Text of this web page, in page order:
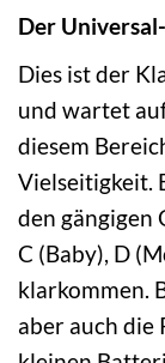
Der
Dies ist der
und wartet
diesem
Vielseitigkeit.
den gängigen
C (Baby), D
klarkommen.
aber auch die